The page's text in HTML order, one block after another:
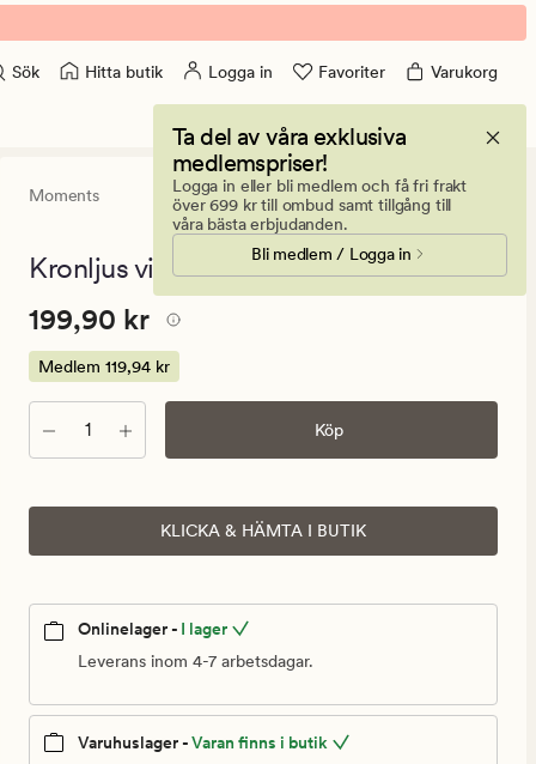
Sök Hitta butik Logga in Favoriter Varukorg
Ta del av våra exklusiva
medlemspriser!
Logga in eller bli medlem och få fri frakt
över 699 kr till ombud samt tillgång till
våra bästa erbjudanden.
Bli medlem / Logga in
Moments
10
med
betyg
5
Kronljus vit - 30 cm
Pris
199,90
kr.
Medlem
119,94
kr
Pris 199,90 kr
199,90 kr
Medlem 119,94 kr
Antal Köp
KLICKA & HÄMTA I BUTIK
Onlinelager - I lager
Leverans inom 4-7 arbetsdagar.
Varuhuslager -Varan finns i butik